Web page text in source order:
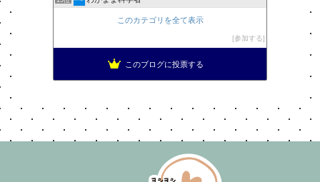
このカテゴリを全て表示
参加する
このブログに投票する